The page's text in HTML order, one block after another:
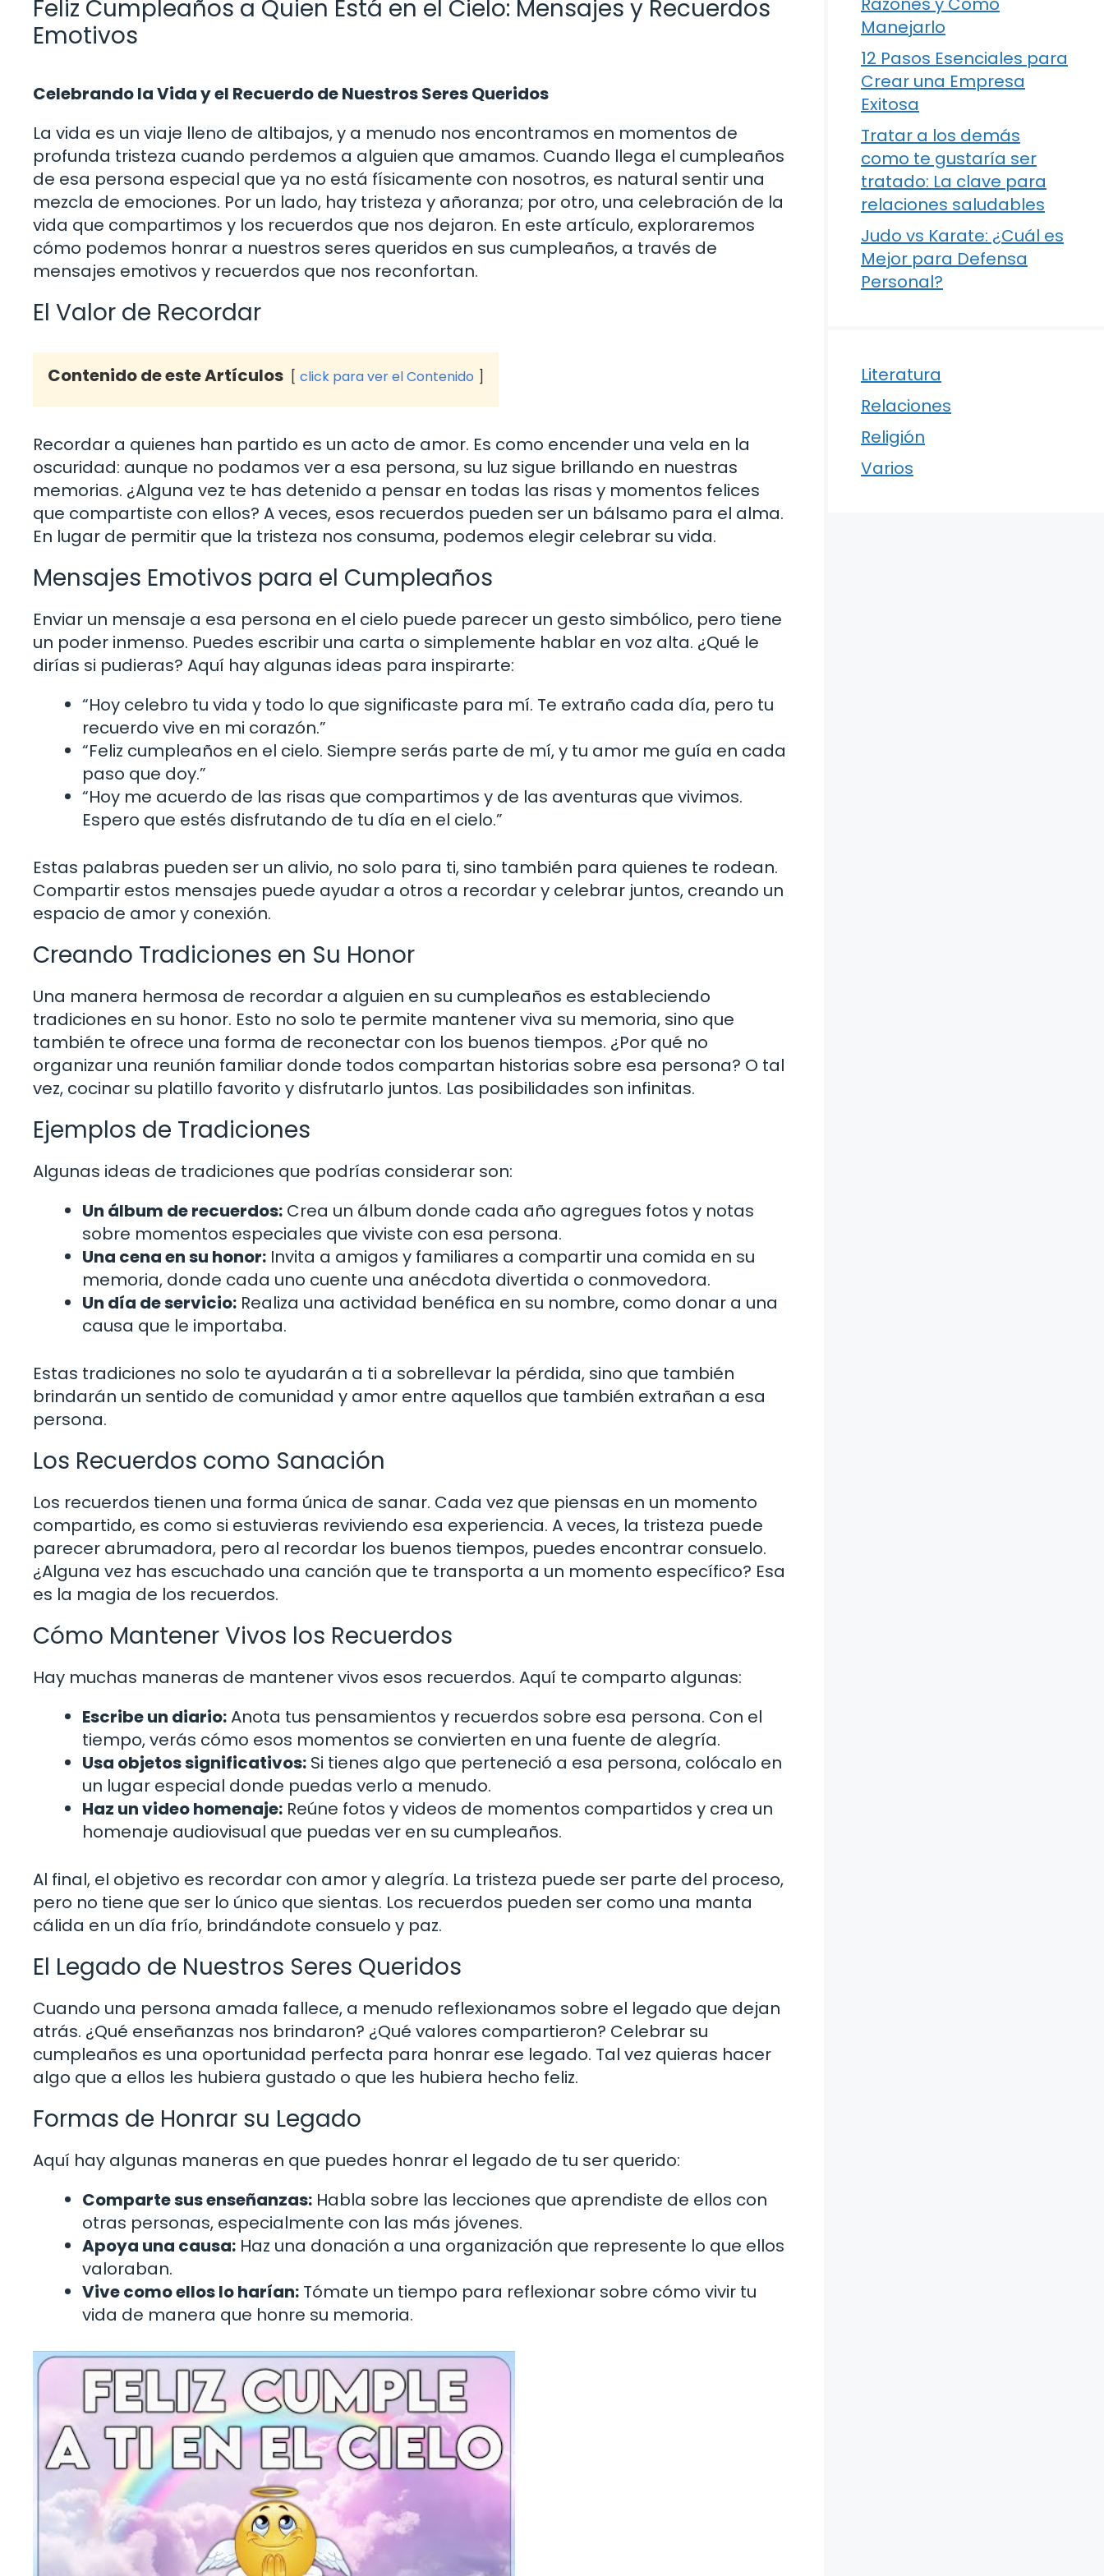
Feliz Cumpleaños a Quien Está en el Cielo: Mensajes y Recuerdos
Emotivos
Celebrando la Vida y el Recuerdo de Nuestros Seres Queridos
La vida es un viaje lleno de altibajos, y a menudo nos encontramos en momentos de
profunda tristeza cuando perdemos a alguien que amamos. Cuando llega el cumpleaños
de esa persona especial que ya no está físicamente con nosotros, es natural sentir una
mezcla de emociones. Por un lado, hay tristeza y añoranza; por otro, una celebración de la
vida que compartimos y los recuerdos que nos dejaron. En este artículo, exploraremos
cómo podemos honrar a nuestros seres queridos en sus cumpleaños, a través de
mensajes emotivos y recuerdos que nos reconfortan.
El Valor de Recordar
Contenido de este Artículos click para ver el Contenido
Recordar a quienes han partido es un acto de amor. Es como encender una vela en la
oscuridad: aunque no podamos ver a esa persona, su luz sigue brillando en nuestras
memorias. ¿Alguna vez te has detenido a pensar en todas las risas y momentos felices
que compartiste con ellos? A veces, esos recuerdos pueden ser un bálsamo para el alma.
En lugar de permitir que la tristeza nos consuma, podemos elegir celebrar su vida.
Mensajes Emotivos para el Cumpleaños
Enviar un mensaje a esa persona en el cielo puede parecer un gesto simbólico, pero tiene
un poder inmenso. Puedes escribir una carta o simplemente hablar en voz alta. ¿Qué le
dirías si pudieras? Aquí hay algunas ideas para inspirarte:
“Hoy celebro tu vida y todo lo que significaste para mí. Te extraño cada día, pero tu
recuerdo vive en mi corazón.”
“Feliz cumpleaños en el cielo. Siempre serás parte de mí, y tu amor me guía en cada
paso que doy.”
“Hoy me acuerdo de las risas que compartimos y de las aventuras que vivimos.
Espero que estés disfrutando de tu día en el cielo.”
Estas palabras pueden ser un alivio, no solo para ti, sino también para quienes te rodean.
Compartir estos mensajes puede ayudar a otros a recordar y celebrar juntos, creando un
espacio de amor y conexión.
Creando Tradiciones en Su Honor
Una manera hermosa de recordar a alguien en su cumpleaños es estableciendo
tradiciones en su honor. Esto no solo te permite mantener viva su memoria, sino que
también te ofrece una forma de reconectar con los buenos tiempos. ¿Por qué no
organizar una reunión familiar donde todos compartan historias sobre esa persona? O tal
vez, cocinar su platillo favorito y disfrutarlo juntos. Las posibilidades son infinitas.
Ejemplos de Tradiciones
Algunas ideas de tradiciones que podrías considerar son:
Un álbum de recuerdos: Crea un álbum donde cada año agregues fotos y notas
sobre momentos especiales que viviste con esa persona.
Una cena en su honor: Invita a amigos y familiares a compartir una comida en su
memoria, donde cada uno cuente una anécdota divertida o conmovedora.
Un día de servicio: Realiza una actividad benéfica en su nombre, como donar a una
causa que le importaba.
Estas tradiciones no solo te ayudarán a ti a sobrellevar la pérdida, sino que también
brindarán un sentido de comunidad y amor entre aquellos que también extrañan a esa
persona.
Los Recuerdos como Sanación
Los recuerdos tienen una forma única de sanar. Cada vez que piensas en un momento
compartido, es como si estuvieras reviviendo esa experiencia. A veces, la tristeza puede
parecer abrumadora, pero al recordar los buenos tiempos, puedes encontrar consuelo.
¿Alguna vez has escuchado una canción que te transporta a un momento específico? Esa
es la magia de los recuerdos.
Cómo Mantener Vivos los Recuerdos
Hay muchas maneras de mantener vivos esos recuerdos. Aquí te comparto algunas:
Escribe un diario:Anota tus pensamientos y recuerdos sobre esa persona. Con el
tiempo, verás cómo esos momentos se convierten en una fuente de alegría.
Usa objetos significativos: Si tienes algo que perteneció a esa persona, colócalo en
un lugar especial donde puedas verlo a menudo.
Haz un video homenaje: Reúne fotos y videos de momentos compartidos y crea un
homenaje audiovisual que puedas ver en su cumpleaños.
Al final, el objetivo es recordar con amor y alegría. La tristeza puede ser parte del proceso,
pero no tiene que ser lo único que sientas. Los recuerdos pueden ser como una manta
cálida en un día frío, brindándote consuelo y paz.
El Legado de Nuestros Seres Queridos
Cuando una persona amada fallece, a menudo reflexionamos sobre el legado que dejan
atrás. ¿Qué enseñanzas nos brindaron? ¿Qué valores compartieron? Celebrar su
cumpleaños es una oportunidad perfecta para honrar ese legado. Tal vez quieras hacer
algo que a ellos les hubiera gustado o que les hubiera hecho feliz.
Formas de Honrar su Legado
Aquí hay algunas maneras en que puedes honrar el legado de tu ser querido:
Comparte sus enseñanzas: Habla sobre las lecciones que aprendiste de ellos con
otras personas, especialmente con las más jóvenes.
Apoya una causa: Haz una donación a una organización que represente lo que ellos
valoraban.
Vive como ellos lo harían: Tómate un tiempo para reflexionar sobre cómo vivir tu
vida de manera que honre su memoria.
Manejarlo
12 Pasos Esenciales para
Crear una Empresa
Exitosa
Tratar a los demás
como te gustaría ser
tratado: La clave para
relaciones saludables
Judo vs Karate: ¿Cuál es
Mejor para Defensa
Personal?
Literatura
Relaciones
Religión
Varios